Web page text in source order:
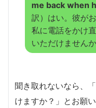
me back when
訳）はい。彼が
私に電話をかけ
いただけませんか
聞き取れないなら、
けますか？」とお願